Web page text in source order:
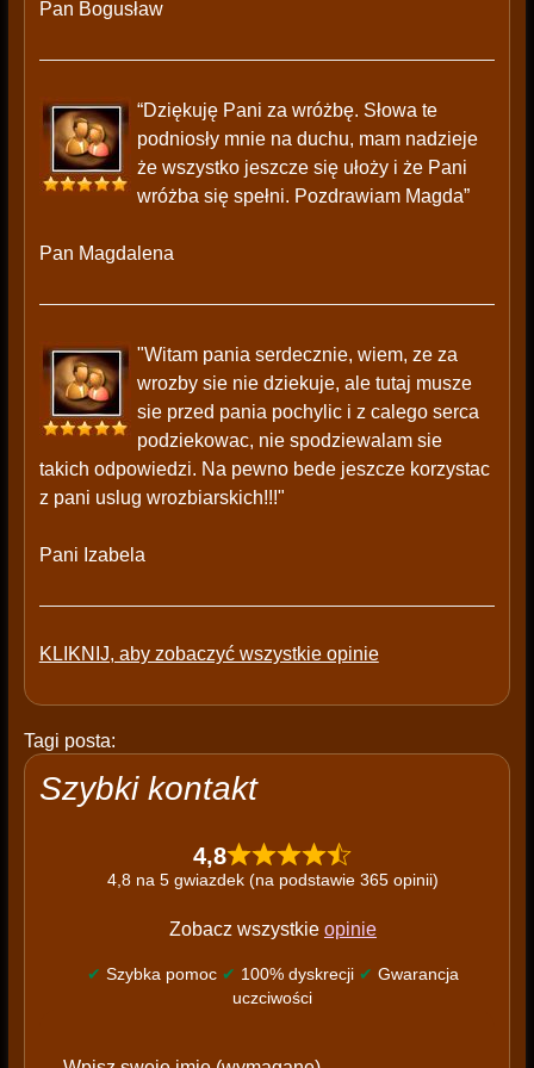
Pan Bogusław
“Dziękuję Pani za wróżbę. Słowa te
podniosły mnie na duchu, mam nadzieje
że wszystko jeszcze się ułoży i że Pani
wróżba się spełni. Pozdrawiam Magda”
Pan Magdalena
"Witam pania serdecznie, wiem, ze za
wrozby sie nie dziekuje, ale tutaj musze
sie przed pania pochylic i z calego serca
podziekowac, nie spodziewalam sie
takich odpowiedzi. Na pewno bede jeszcze korzystac
z pani uslug wrozbiarskich!!!"
Pani Izabela
KLIKNIJ, aby zobaczyć wszystkie opinie
Tagi posta:
Szybki kontakt
4,8
4,8 na 5 gwiazdek (na podstawie 365 opinii)
Zobacz wszystkie opinie
✔ Szybka pomoc ✔ 100% dyskrecji ✔ Gwarancja
uczciwości